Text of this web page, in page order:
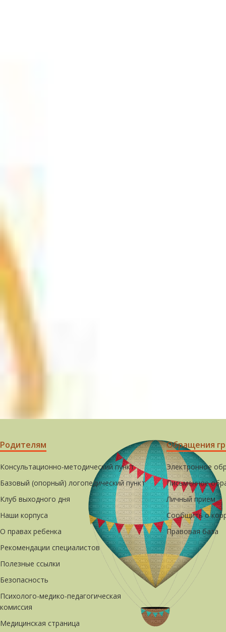
Родителям
Консультационно-методический пункт
Базовый (опорный) логопедический пункт
Клуб выходного дня
Наши корпуса
О правах ребенка
Рекомендации специалистов
Полезные ссылки
Безопасность
Психолого-медико-педагогическая
комиссия
Медицинская страница
Обращения
Электронное
Письменное
Личный прием
Сообщить о
Правовая база